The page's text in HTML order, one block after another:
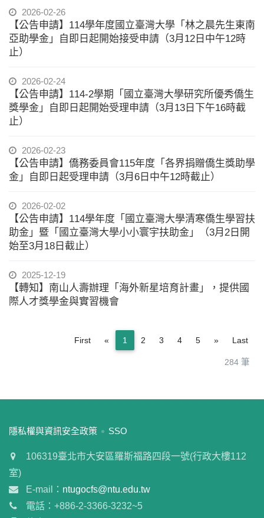
2026-02-26
【公告申請】114學年度國立臺灣大學「林之晨先生東南
亞助學金」自即日起開始接受申請（3月12日中午12時
止）
2026-02-24
【公告申請】114-2學期「國立臺灣大學研究所優秀僑生
獎學金」自即日起開始受理申請（3月13日下午16時截
止）
2026-02-23
【公告申請】僑務委員會115年度「各界捐贈僑生獎助學
金」自即日起受理申請（3月6日中午12時截止）
2026-02-02
【公告申請】114學年度「國立臺灣大學清寒僑生學習扶
助金」暨「國立臺灣大學小小寰宇扶助金」（3月2日開
始至3月18日截止）
2025-12-19
【轉知】南山人壽辦理「海外新星培育計畫」，提供國
際人才獎學金與實習機會
284 筆
First « Previous
1 2 3 4 5 »NextLast
:::
隱私權與資訊安全政策 SSO
106319臺北市大安區羅斯福路四段一號(行政大樓112
室)
E-mail： ntugocfs@ntu.edu.tw
電話：+886-2-3366-3232~5